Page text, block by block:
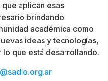
aplican esas
brindando
académica como
ideas y tecnologías,
que está desarrollando.